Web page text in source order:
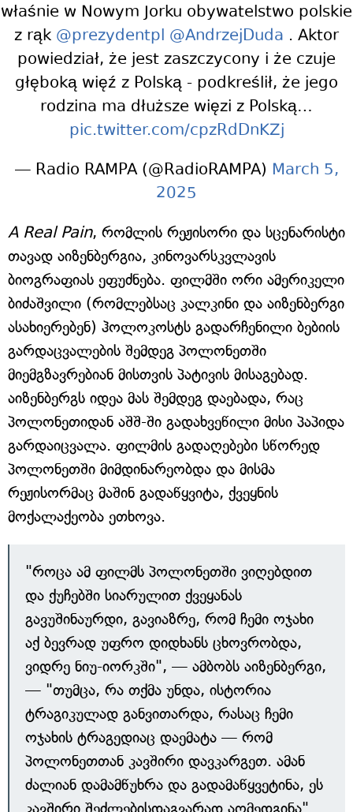
właśnie w Nowym Jorku obywatelstwo polskie
z rąk @prezydentpl @AndrzejDuda . Aktor
powiedział, że jest zaszczycony i że czuje
głęboką więź z Polską - podkreślił, że jego
rodzina ma dłuższe więzi z Polską…
pic.twitter.com/cpzRdDnKZj
— Radio RAMPA (@RadioRAMPA) March 5,
2025
A Real Pain, რომლის რეჟისორი და სცენარისტი
თავად აიზენბერგია, კინოვარსკვლავის
ბიოგრაფიას ეფუძნება. ფილმში ორი ამერიკელი
ბიძაშვილი (რომლებსაც კალკინი და აიზენბერგი
ასახიერებენ) ჰოლოკოსტს გადარჩენილი ბებიის
გარდაცვალების შემდეგ პოლონეთში
მიემგზავრებიან მისთვის პატივის მისაგებად.
აიზენბერგს იდეა მას შემდეგ დაებადა, რაც
პოლონეთიდან აშშ-ში გადახვეწილი მისი პაპიდა
გარდაიცვალა. ფილმის გადაღებები სწორედ
პოლონეთში მიმდინარეობდა და მისმა
რეჟისორმაც მაშინ გადაწყვიტა, ქვეყნის
მოქალაქეობა ეთხოვა.
"როცა ამ ფილმს პოლონეთში ვიღებდით
და ქუჩებში სიარულით ქვეყანას
გავუშინაურდი, გავიაზრე, რომ ჩემი ოჯახი
აქ ბევრად უფრო დიდხანს ცხოვრობდა,
ვიდრე ნიუ-იორკში", — ამბობს აიზენბერგი,
— "თუმცა, რა თქმა უნდა, ისტორია
ტრაგიკულად განვითარდა, რასაც ჩემი
ოჯახის ტრაგედიაც დაემატა — რომ
პოლონეთთან კავშირი დავკარგეთ. ამან
ძალიან დამამწუხრა და გადამაწყვეტინა, ეს